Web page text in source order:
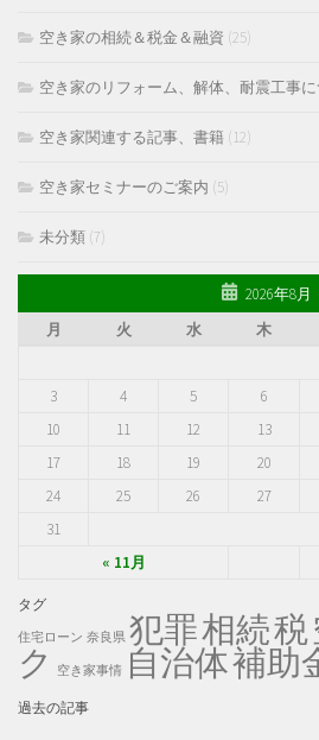
空き家の相続＆税金＆融資 (25)
空き家のリフォーム、解体、耐震工事
空き家関連する記事、書籍 (12)
空き家セミナーのご案内 (5)
未分類 (7)
2026年8月
月
火 水 木
« 11月
3
4 5 6
10
11 12 13
17
18 19 20
24
25 26 27
31
タグ
住宅ローン 奈良県 犯罪相続税
ク 空き家事情 自治体補助
過去の記事